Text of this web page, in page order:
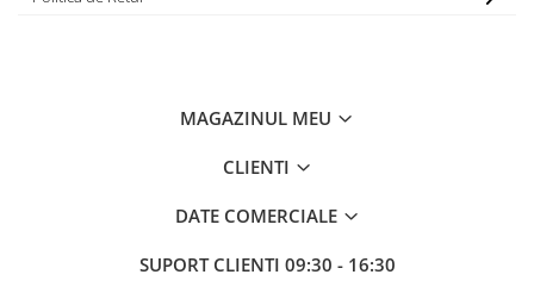
MAGAZINUL MEU
CLIENTI
DATE COMERCIALE
SUPORT CLIENTI 09:30 - 16:30